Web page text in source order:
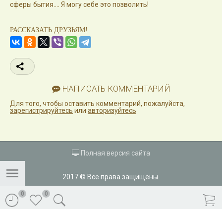
сферы бытия.... Я могу себе это позволить!
РАССКАЗАТЬ ДРУЗЬЯМ!
НАПИСАТЬ КОММЕНТАРИЙ
Для того, чтобы оставить комментарий, пожалуйста,
зарегистрируйтесь или авторизуйтесь
Полная версия сайта
2017 © Все права защищены.
0 0